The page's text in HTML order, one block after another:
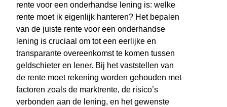
rente voor een onderhandse lening is: welke
rente moet ik eigenlijk hanteren? Het bepalen
van de juiste rente voor een onderhandse
lening is cruciaal om tot een eerlijke en
transparante overeenkomst te komen tussen
geldschieter en lener. Bij het vaststellen van
de rente moet rekening worden gehouden met
factoren zoals de marktrente, de risico’s
verbonden aan de lening, en het gewenste